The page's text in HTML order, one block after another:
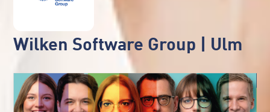
Wilken Software Group | Ulm